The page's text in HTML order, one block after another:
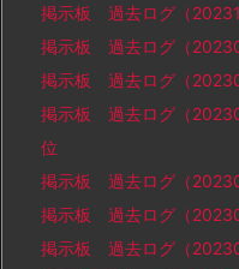
掲示板 過去ログ（
掲示板 過去ログ（
掲示板 過去ログ（
掲示板 過去ログ（
位
掲示板 過去ログ（
掲示板 過去ログ（
掲示板 過去ログ（